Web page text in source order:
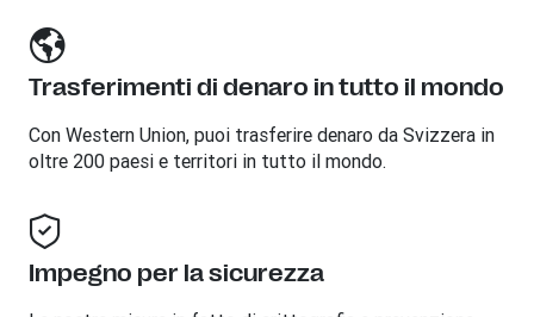
Trasferimenti di denaro in tutto il mondo
Con Western Union, puoi trasferire denaro da Svizzera in
oltre 200 paesi e territori in tutto il mondo.
Impegno per la sicurezza